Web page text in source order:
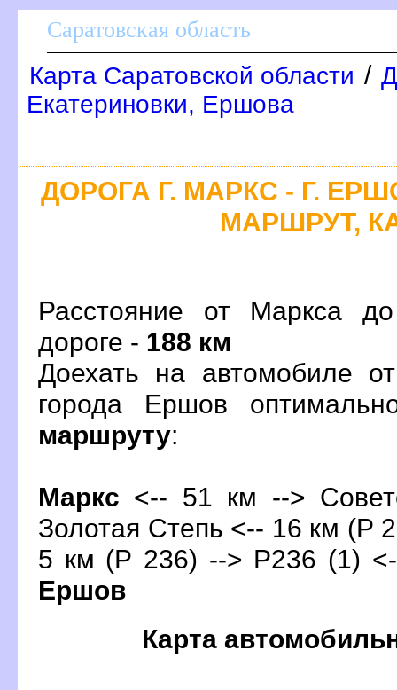
Саратовская область
Карта Саратовской области /
Екатериновки, Ершова
ДОРОГА Г. МАРКС - Г.
МАРШРУТ,
Расстояние от Маркса
дороге - 188 км
Доехать на автомобиле
орода Ершов
маршруту:
Маркс <-- 51 км -->
Золотая Степь <-- 16 км (Р
5 км (Р 236) --> Р236 (1)
Ершо
Карта